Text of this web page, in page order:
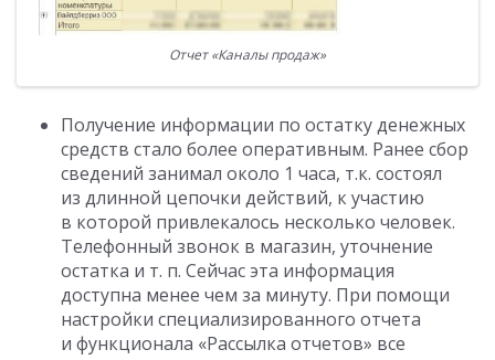
Отчет «Каналы продаж»
Получение информации по остатку денежных
средств стало более оперативным. Ранее сбор
сведений занимал около 1 часа, т.к. состоял
из длинной цепочки действий, к участию
в которой привлекалось несколько человек.
Телефонный звонок в магазин, уточнение
остатка и т. п. Сейчас эта информация
доступна менее чем за минуту. При помощи
настройки специализированного отчета
и функционала «Рассылка отчетов» все